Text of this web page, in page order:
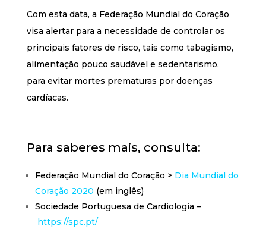
Com esta data, a Federação Mundial do Coração
visa alertar para a necessidade de controlar os
principais fatores de risco, tais como tabagismo,
alimentação pouco saudável e sedentarismo,
para evitar mortes prematuras por doenças
cardíacas.
Para saberes mais, consulta:
Federação Mundial do Coração > Dia Mundial do
Coração 2020 (em inglês)
Sociedade Portuguesa de Cardiologia –
https://spc.pt/